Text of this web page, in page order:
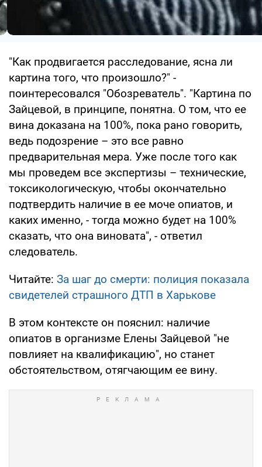
"Как продвигается расследование, ясна ли
картина того, что произошло?" -
поинтересовался "Обозреватель". "Картина по
Зайцевой, в принципе, понятна. О том, что ее
вина доказана на 100%, пока рано говорить,
ведь подозрение – это все равно
предварительная мера. Уже после того как
мы проведем все экспертизы – технические,
токсикологическую, чтобы окончательно
подтвердить наличие в ее моче опиатов, и
каких именно, - тогда можно будет на 100%
сказать, что она виновата", - ответил
следователь.
Читайте: За шаг до смерти: полиция показала
свидетелей страшного ДТП в Харькове
В этом контексте он пояснил: наличие
опиатов в организме Елены Зайцевой "не
повлияет на квалификацию", но станет
обстоятельством, отягчающим ее вину.